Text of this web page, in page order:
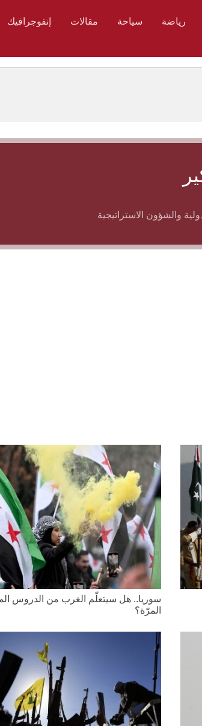
رياضة سياحة مقالات إنفوجرافيك
والشؤون الاستراتيجية
سوريا.. هل سيتعلّم الغرب من الدروس
المرّة؟